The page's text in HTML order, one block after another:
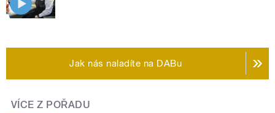
Jak nás naladíte na DABu
VÍCE Z POŘADU